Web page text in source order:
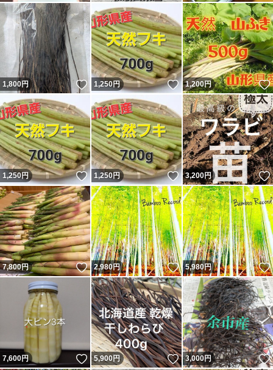
1,800円 いいね！
1,250円 いいね！
1,200円
1,250円 いいね！
1,250円 いいね！
3,200円
7,800円 いいね！
2,980円 いいね！
5,980円
7,600円 いいね！
5,900円 いいね！
3,000円